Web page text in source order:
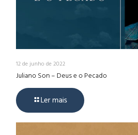
12 de junho de 2022
Juliano Son – Deus e o Pecado
Ler mais